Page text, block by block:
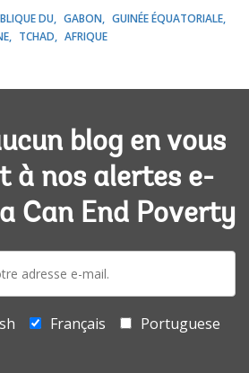
DU GABON
GUINÉE ÉQUATORIALE
TCHAD AFRIQUE
blog en vous
à nos alertes e-
Can End Poverty
Français
Portuguese